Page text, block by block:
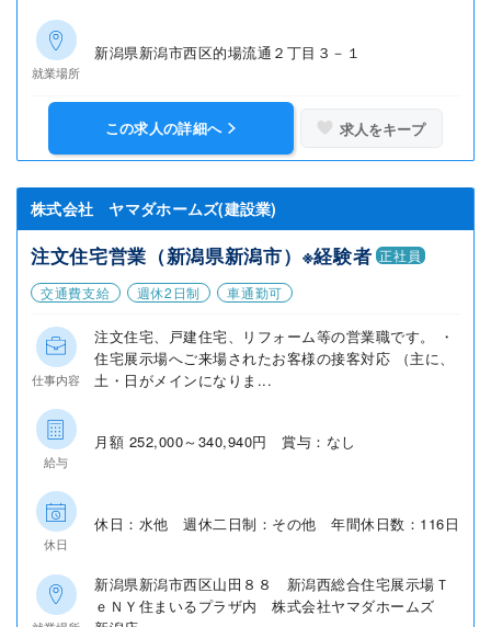
就業場所
新潟県新潟市西区的場流通２丁目３－１
この求人の詳細へ 求人をキープ
株式会社 ヤマダホームズ(建設業)
注文住宅営業（新潟県新潟市）※経験者 正社員
交通費支給
週休2日制 車通勤可
仕事内容
注文住宅、戸建住宅、リフォーム等の営業職です。 ・
住宅展示場へご来場されたお客様の接客対応 （主に、
土・日がメインになりま...
給与
月額 252,000～340,940円 賞与：なし
休日
休日：水他 週休二日制：その他 年間休日数：116日
新潟県新潟市西区山田８８ 新潟西総合住宅展示場Ｔ
ｅＮＹ住まいるプラザ内 株式会社ヤマダホームズ